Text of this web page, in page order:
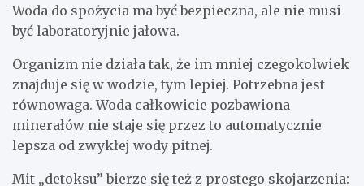
Woda do spożycia ma być bezpieczna, ale nie musi
być laboratoryjnie jałowa.
Organizm nie działa tak, że im mniej czegokolwiek
znajduje się w wodzie, tym lepiej. Potrzebna jest
równowaga. Woda całkowicie pozbawiona
minerałów nie staje się przez to automatycznie
lepsza od zwykłej wody pitnej.
Mit „detoksu” bierze się też z prostego skojarzenia: